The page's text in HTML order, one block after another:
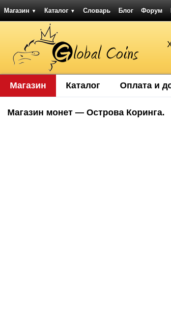
Магазин ▼ Каталог ▼ Словарь Блог Форум
Магазин Каталог Оплата и
Магазин монет — Острова Коринга.